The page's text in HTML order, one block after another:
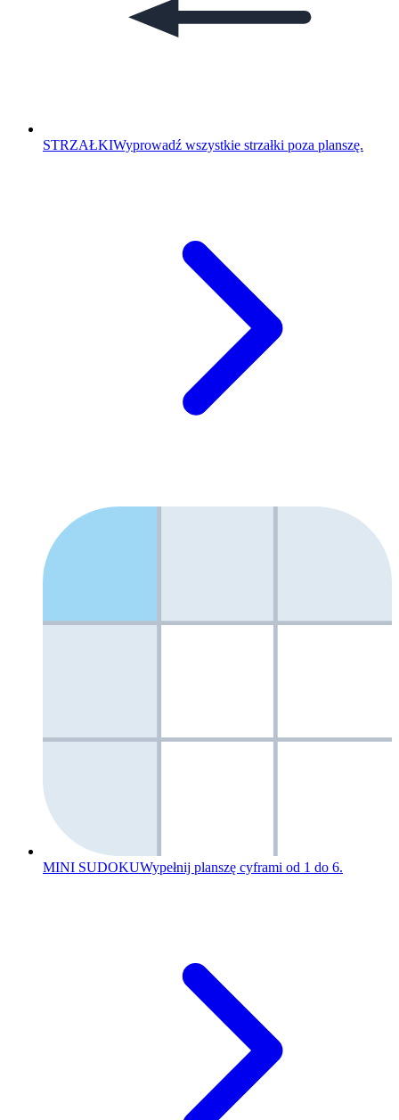
STRZAŁKIWyprowadź wszystkie strzałki poza planszę.
MINI SUDOKUWypełnij planszę cyframi od 1 do 6.